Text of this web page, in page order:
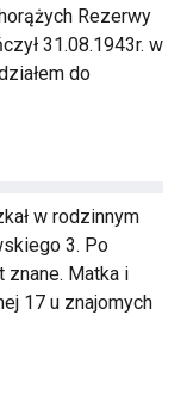
Rezerwy
31.08.1943r. w
do
w rodzinnym
3. Po
znane. Matka i
17 u znajomych